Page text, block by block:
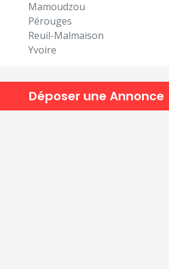
Mamoudzou
Pérouges
Reuil-Malmaison
Yvoire
Déposer une Annonce